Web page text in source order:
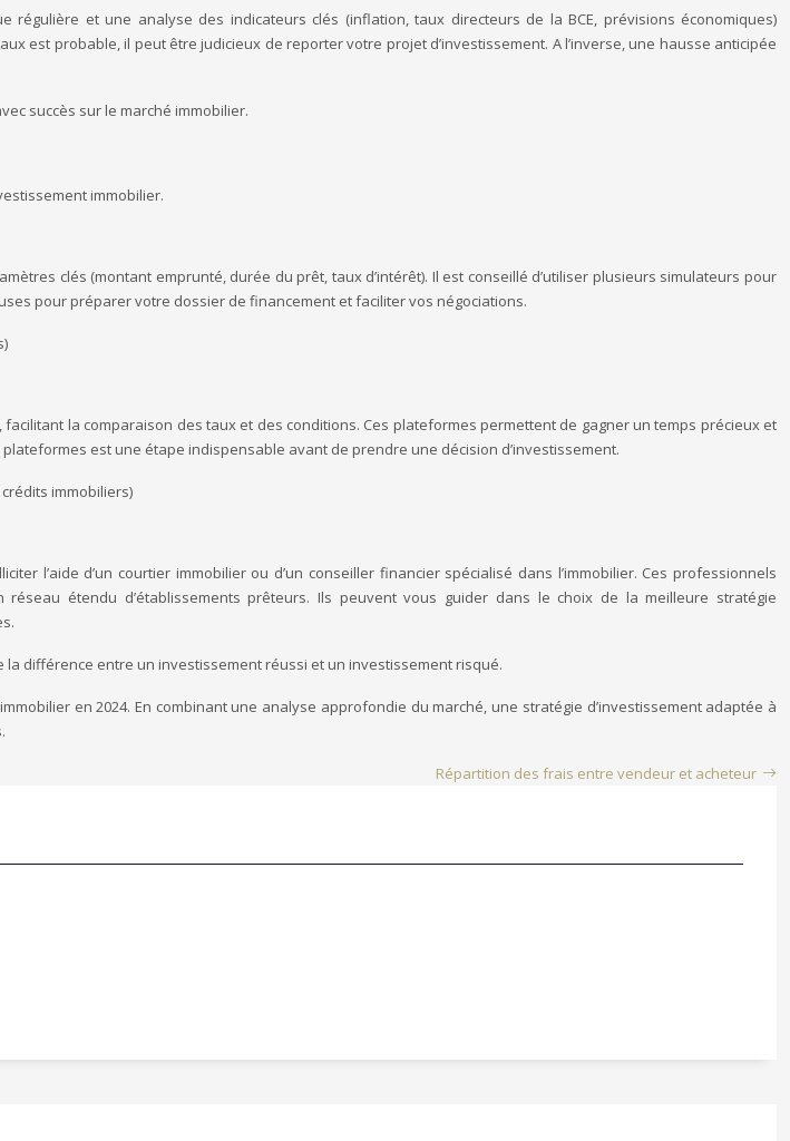
et une analyse des indicateurs clés (inflation, taux directeurs de la BCE, prévisions économiques)
est probable, il peut être judicieux de reporter votre projet d’investissement. A l’inverse, une hausse anticipée
succès sur le marché immobilier.
immobilier.
clés (montant emprunté, durée du prêt, taux d’intérêt). Il est conseillé d’utiliser plusieurs simulateurs pour
pour préparer votre dossier de financement et faciliter vos négociations.
la comparaison des taux et des conditions. Ces plateformes permettent de gagner un temps précieux et
est une étape indispensable avant de prendre une décision d’investissement.
immobiliers)
l’aide d’un courtier immobilier ou d’un conseiller financier spécialisé dans l’immobilier. Ces professionnels
étendu d’établissements prêteurs. Ils peuvent vous guider dans le choix de la meilleure stratégie
la différence entre un investissement réussi et un investissement risqué.
en 2024. En combinant une analyse approfondie du marché, une stratégie d’investissement adaptée à
Répartition des frais entre vendeur et acheteur